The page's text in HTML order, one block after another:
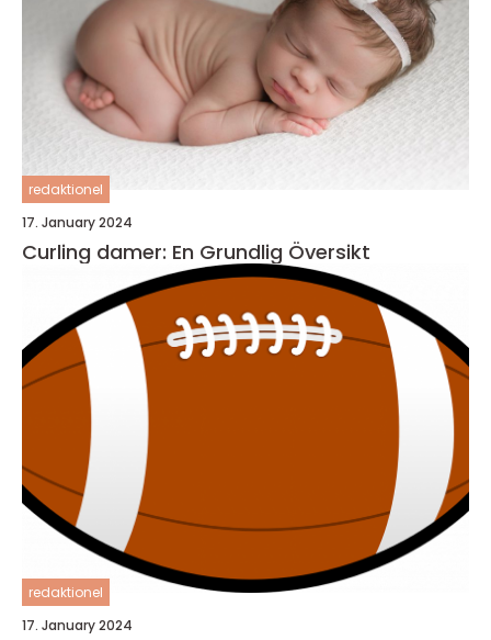
redaktionel
17. January 2024
Curling damer: En Grundlig Översikt
redaktionel
17. January 2024